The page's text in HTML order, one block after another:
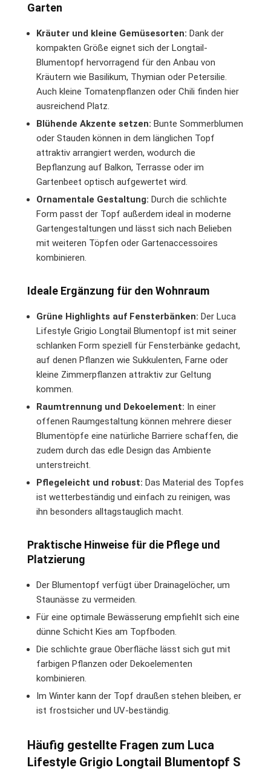
Garten
Kräuter und kleine Gemüsesorten: Dank der
kompakten Größe eignet sich der Longtail-
Blumentopf hervorragend für den Anbau von
Kräutern wie Basilikum, Thymian oder Petersilie.
Auch kleine Tomatenpflanzen oder Chili finden hier
ausreichend Platz.
Blühende Akzente setzen: Bunte Sommerblumen
oder Stauden können in dem länglichen Topf
attraktiv arrangiert werden, wodurch die
Bepflanzung auf Balkon, Terrasse oder im
Gartenbeet optisch aufgewertet wird.
Ornamentale Gestaltung: Durch die schlichte
Form passt der Topf außerdem ideal in moderne
Gartengestaltungen und lässt sich nach Belieben
mit weiteren Töpfen oder Gartenaccessoires
kombinieren.
Ideale Ergänzung für den Wohnraum
Grüne Highlights auf Fensterbänken: Der Luca
Lifestyle Grigio Longtail Blumentopf ist mit seiner
schlanken Form speziell für Fensterbänke gedacht,
auf denen Pflanzen wie Sukkulenten, Farne oder
kleine Zimmerpflanzen attraktiv zur Geltung
kommen.
Raumtrennung und Dekoelement: In einer
offenen Raumgestaltung können mehrere dieser
Blumentöpfe eine natürliche Barriere schaffen, die
zudem durch das edle Design das Ambiente
unterstreicht.
Pflegeleicht und robust: Das Material des Topfes
ist wetterbeständig und einfach zu reinigen, was
ihn besonders alltagstauglich macht.
Praktische Hinweise für die Pflege und
Platzierung
Der Blumentopf verfügt über Drainagelöcher, um
Staunässe zu vermeiden.
Für eine optimale Bewässerung empfiehlt sich eine
dünne Schicht Kies am Topfboden.
Die schlichte graue Oberfläche lässt sich gut mit
farbigen Pflanzen oder Dekoelementen
kombinieren.
Im Winter kann der Topf draußen stehen bleiben, er
ist frostsicher und UV-beständig.
Häufig gestellte Fragen zum Luca
Lifestyle Grigio Longtail Blumentopf S